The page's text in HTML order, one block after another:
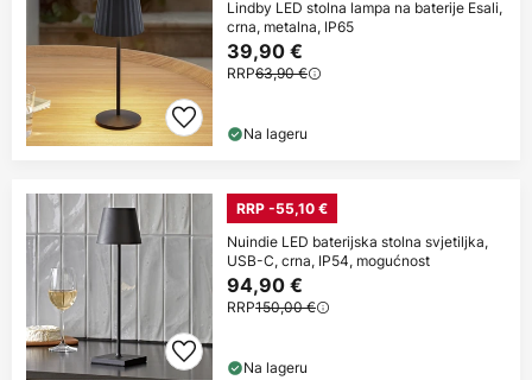
Lindby LED stolna lampa na baterije Esali,
crna, metalna, IP65
39,90 €
RRP63,90 €
Na lageru
RRP -55,10 €
Nuindie LED baterijska stolna svjetiljka,
USB-C, crna, IP54, mogućnost
94,90 €
RRP150,00 €
Na lageru